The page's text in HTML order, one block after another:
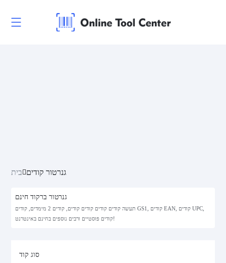
בית גנרטור קודים
גנרטור ברקוד חינם
תעשה קודים קודים קודים קודים, קודים 2 מימדים, קודים GS1, קודים EAN, קודים UPC,
קודים פוסטיים ורבים נוספים בחינם באינטרנט!
סוג קוד